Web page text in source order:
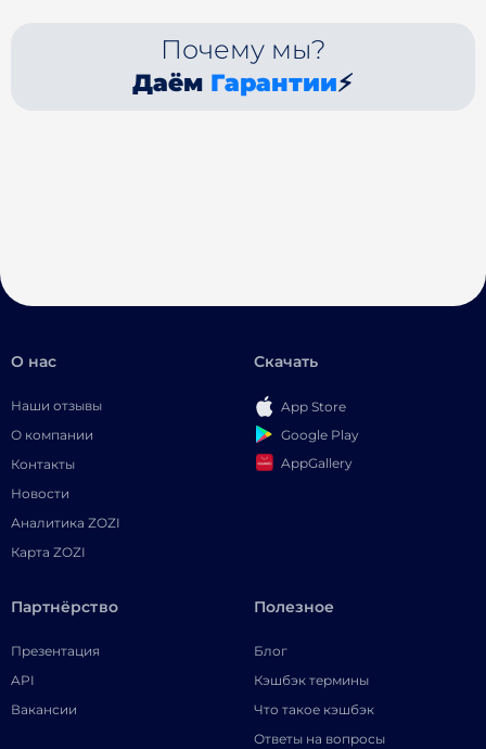
Почему мы?
Даём Гарантии⚡
О нас
Наши отзывы
О компании
Контакты
Новости
Аналитика ZOZI
Карта ZOZI
Скачать
App Store
Google Play
AppGallery
Партнёрство
Презентация
API
Вакансии
Полезное
Блог
Кэшбэк термины
Что такое кэшбэк
Ответы на вопросы